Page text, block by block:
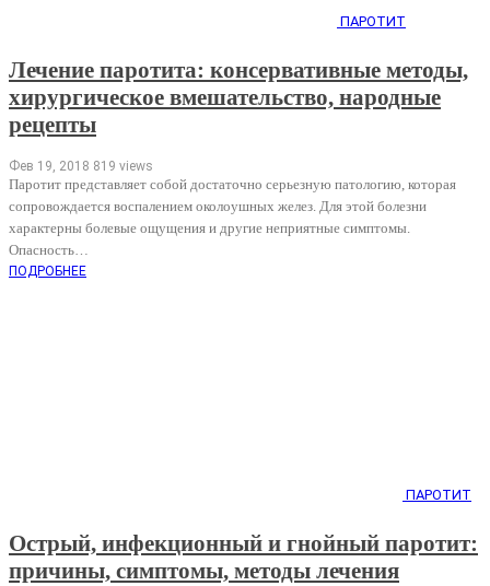
ПАРОТИТ
Лечение паротита: консервативные методы,
хирургическое вмешательство, народные
рецепты
Фев 19, 2018 819 views
Паротит представляет собой достаточно серьезную патологию, которая
сопровождается воспалением околоушных желез. Для этой болезни
характерны болевые ощущения и другие неприятные симптомы.
Опасность…
ПОДРОБНЕЕ
ПАРОТИТ
Острый, инфекционный и гнойный паротит:
причины, симптомы, методы лечения